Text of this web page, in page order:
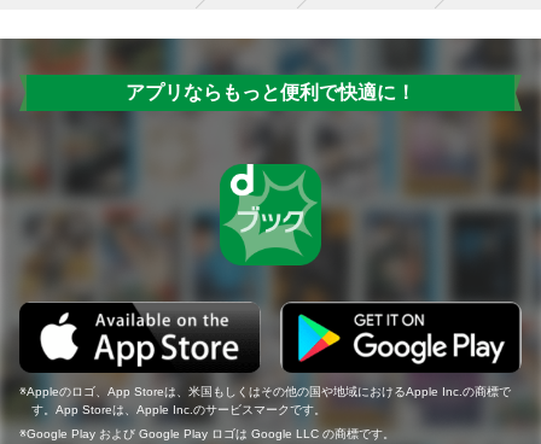
アプリならもっと便利で快適に！
Appleのロゴ、App Storeは、米国もしくはその他の国や地域におけるApple Inc.の商標で
す。App Storeは、Apple Inc.のサービスマークです。
Google Play および Google Play ロゴは Google LLC の商標です。